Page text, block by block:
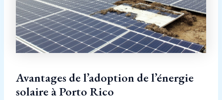
Avantages de l’adoption de l’énergie
solaire à Porto Rico